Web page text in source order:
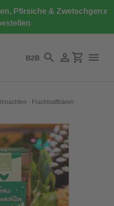
Pfirsiche & Zwetschgenx
B2B SuchenEinloggen
- Fruchtsaftbären